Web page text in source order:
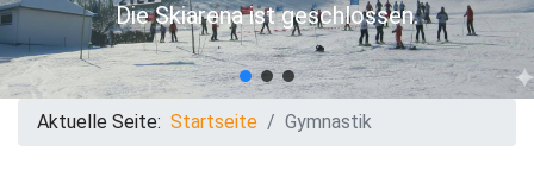
Die Skiarena ist geschlossen.
Aktuelle Seite: Startseite Gymnastik